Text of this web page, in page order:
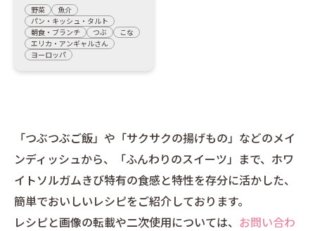
野菜
魚介
パン・キッシュ・タルト
朝食・ブランチ
つぶ
こな
エリカ・アンギャルさん
ヨーロッパ
「つぶつぶご飯」や「サクサクの揚げもの」などのメイ
ンディッシュから、「ふんわりのスイーツ」まで、ホワ
イトソルガムきび特有の食感と特性を存分に活かした、
簡単でおいしいレシピをご紹介しております。
レシピと画像の転載や二次使用については、 お問い合わ